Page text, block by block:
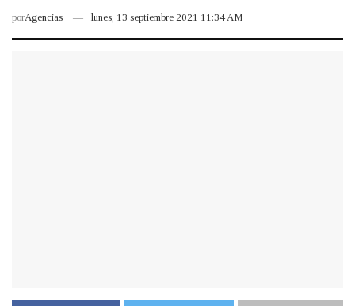
porAgencias lunes, 13 septiembre 2021 11:34 AM